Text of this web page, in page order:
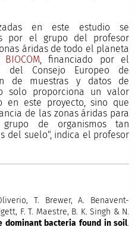
en este estudio se
por el grupo del profesor
áridas de todo el planeta
BIOCOM, financiado por el
del Consejo Europeo de
de muestras y datos de
solo proporciona un valor
en este proyecto, sino que
de las zonas áridas para
de organismos tan
del suelo", indica el profesor
T. Brewer, A. Benavent-
F. T. Maestre, B. K. Singh & N.
dominant bacteria found in soil.